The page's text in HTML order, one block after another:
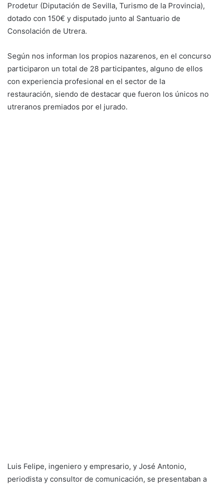
Prodetur (Diputación de Sevilla, Turismo de la Provincia),
dotado con 150€ y disputado junto al Santuario de
Consolación de Utrera.
Según nos informan los propios nazarenos, en el concurso
participaron un total de 28 participantes, alguno de ellos
con experiencia profesional en el sector de la
restauración, siendo de destacar que fueron los únicos no
utreranos premiados por el jurado.
Luis Felipe, ingeniero y empresario, y José Antonio,
periodista y consultor de comunicación, se presentaban a